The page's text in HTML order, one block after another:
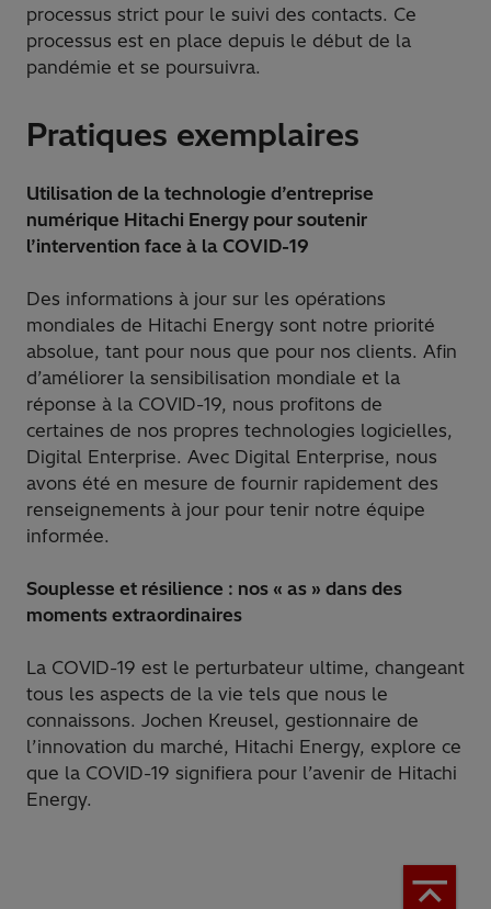
processus strict pour le suivi des contacts. Ce
processus est en place depuis le début de la
pandémie et se poursuivra.
Pratiques exemplaires
Utilisation de la technologie d’entreprise
numérique Hitachi Energy pour soutenir
l’intervention face à la COVID-19
Des informations à jour sur les opérations
mondiales de Hitachi Energy sont notre priorité
absolue, tant pour nous que pour nos clients. Afin
d’améliorer la sensibilisation mondiale et la
réponse à la COVID-19, nous profitons de
certaines de nos propres technologies logicielles,
Digital Enterprise. Avec Digital Enterprise, nous
avons été en mesure de fournir rapidement des
renseignements à jour pour tenir notre équipe
informée.
Souplesse et résilience : nos « as » dans des
moments extraordinaires
La COVID-19 est le perturbateur ultime, changeant
tous les aspects de la vie tels que nous le
connaissons. Jochen Kreusel, gestionnaire de
l’innovation du marché, Hitachi Energy, explore ce
que la COVID-19 signifiera pour l’avenir de Hitachi
Energy.